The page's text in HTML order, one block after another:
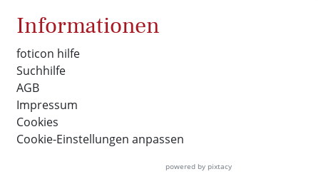
Informationen
foticon hilfe
Suchhilfe
AGB
Impressum
Cookies
Cookie-Einstellungen anpassen
powered by pixtacy